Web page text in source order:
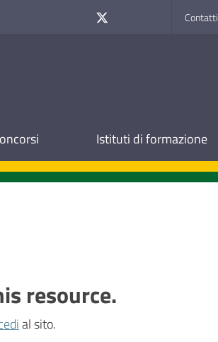
Contatti
Istituti di formazione
resource.
al sito.